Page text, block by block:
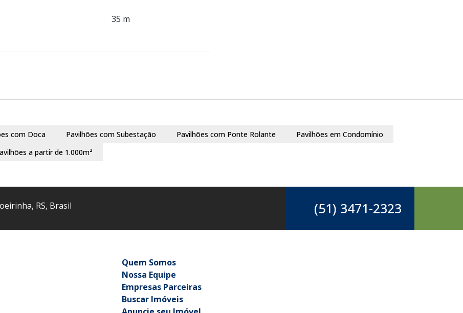
35 m
com Doca Pavilhões com Subestação Pavilhões com Ponte Rolante
Pavilhões em Condomínio
a partir de 1.000m²
(51) 3471-2323
, RS, Brasil
Quem Somos
Nossa Equipe
Empresas Parceiras
Buscar Imóveis